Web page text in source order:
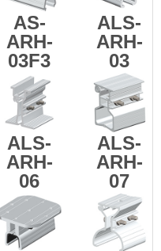
AS-
ARH-
03F3
ALS-
ARH-
03
ALS-
ARH-
06
ALS-
ARH-
07